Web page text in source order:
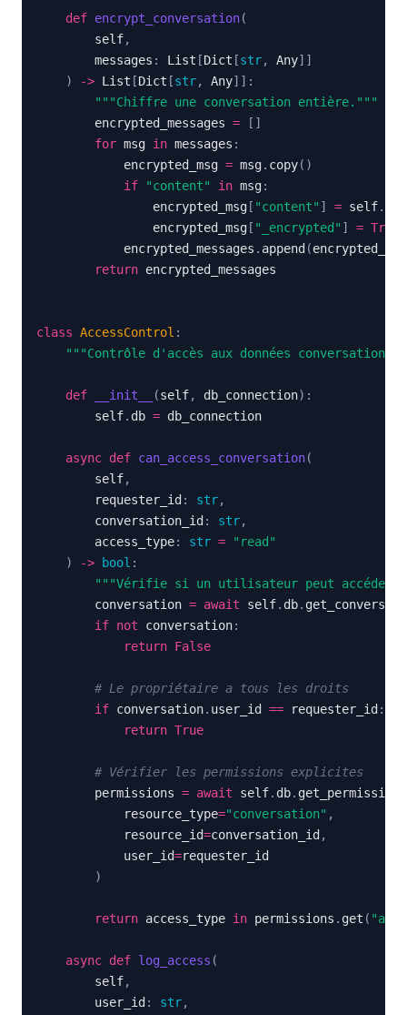
def encrypt_conversation(
        self
,
        messages
: List [Dict [str, Any] ]
)
-> List [Dict [str, Any] ] :
"""Chiffre une conversation entière."""
        encrypted_messages
= [ ]
for msg in messages :
            encrypted_msg
= msg. copy( )
if
"content" in msg:
                encrypted_msg
[ "content" ] = self.
                encrypted_msg
[ "_encrypted" ] = True
            encrypted_messages
. append (encrypted_msg
return
class AccessControl :
"""Contrôle d'accès aux données
def __init__ (self, db_connection) :
        self
. db =
async def can_access_conversation(
        self
,
        requester_id
: str,
        conversation_id
: str,
        access_type
: str =
"read"
)
-> bool :
"""Vérifie si un utilisateur peut accéder à
        conversation
= await self. db.
if not conversation:
return False
# Le propriétaire a tous les droits
if conversation. user_id == requester_id :
return True
# Vérifier les permissions explicites
        permissions
= await self. db. get_permissions
            resource_type
="conversation" ,
            resource_id
=conversation_id ,
            user_id
=
)
return access_type in permissions . get (
async def log_access (
        self
,
        user_id
: str,